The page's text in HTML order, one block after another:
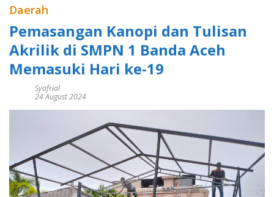
Daerah
Pemasangan Kanopi dan Tulisan
Akrilik di SMPN 1 Banda Aceh
Memasuki Hari ke-19
Syafrial
24 August 2024